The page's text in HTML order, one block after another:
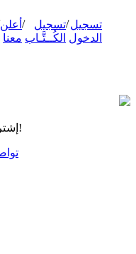
تسجيل
الدخول
/تسجيل
الكُــتَّـاب
/ أعلن
معنا
إشترك الآن!